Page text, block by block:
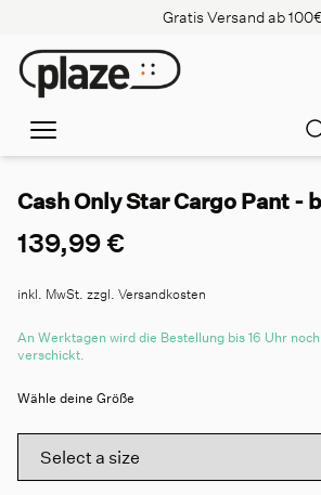
Gratis Versand ab
Cash Only Star Cargo Pant -
139,99 €
inkl. MwSt. zzgl. Versandkosten
An Werktagen wird die Bestellung bis 16 Uhr
verschickt.
Wähle deine Größe